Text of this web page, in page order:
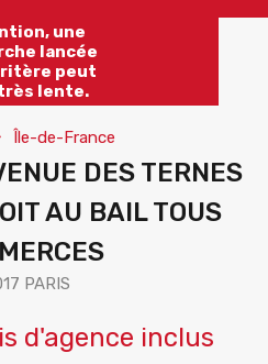
une
lancée
peut
lente.
Île-de-France
DES TERNES
AU BAIL TOUS
PARIS
d'agence inclus